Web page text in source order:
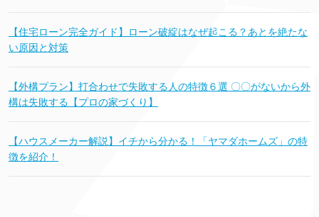
【住宅ローン完全ガイド】ローン破綻はなぜ起こる？あとを絶たな
い原因と対策
【外構プラン】打合わせで失敗する人の特徴６選 〇〇がないから外
構は失敗する【プロの家づくり】
【ハウスメーカー解説】イチから分かる！「ヤマダホームズ」の特
徴を紹介！